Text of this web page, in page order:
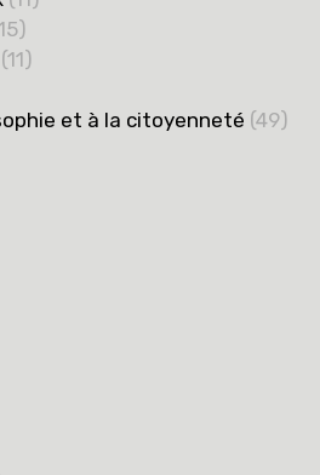
(11)
et à la citoyenneté (49)